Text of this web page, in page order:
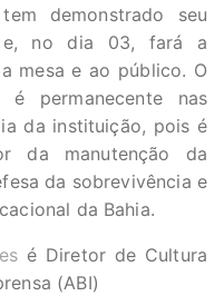
demonstrado seu
e, no dia 03, fará a
mesa e ao público. O
é permanecente nas
da instituição, pois é
da manutenção da
da sobrevivência e
da Bahia.
é Diretor de Cultura
(ABI)